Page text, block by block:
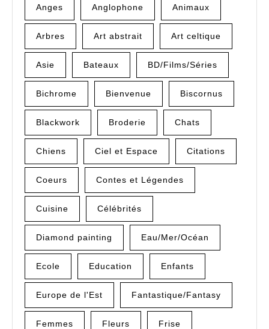
Anges Anglophone Animaux
Arbres Art abstrait Art celtique
Asie Bateaux BD/Films/Séries
Bichrome Bienvenue Biscornus
Blackwork Broderie Chats
Chiens Ciel et Espace Citations
Coeurs Contes et Légendes
Cuisine Célébrités
Diamond painting Eau/Mer/Océan
Ecole Education Enfants
Europe de l'Est Fantastique/Fantasy
Femmes Fleurs Frise